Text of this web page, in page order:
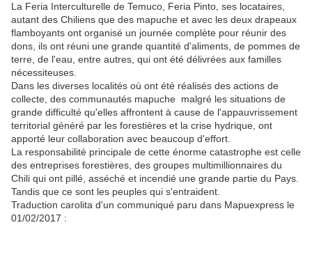
La Feria Interculturelle de Temuco, Feria Pinto, ses locataires,
autant des Chiliens que des mapuche et avec les deux drapeaux
flamboyants ont organisé un journée complète pour réunir des
dons, ils ont réuni une grande quantité d'aliments, de pommes de
terre, de l'eau, entre autres, qui ont été délivrées aux familles
nécessiteuses.
Dans les diverses localités où ont été réalisés des actions de
collecte, des communautés mapuche malgré les situations de
grande difficulté qu'elles affrontent à cause de l'appauvrissement
territorial généré par les forestières et la crise hydrique, ont
apporté leur collaboration avec beaucoup d'effort.
La responsabilité principale de cette énorme catastrophe est celle
des entreprises forestières, des groupes multimillionnaires du
Chili qui ont pillé, asséché et incendié une grande partie du Pays.
Tandis que ce sont les peuples qui s'entraident.
Traduction carolita d'un communiqué paru dans Mapuexpress le
01/02/2017 :